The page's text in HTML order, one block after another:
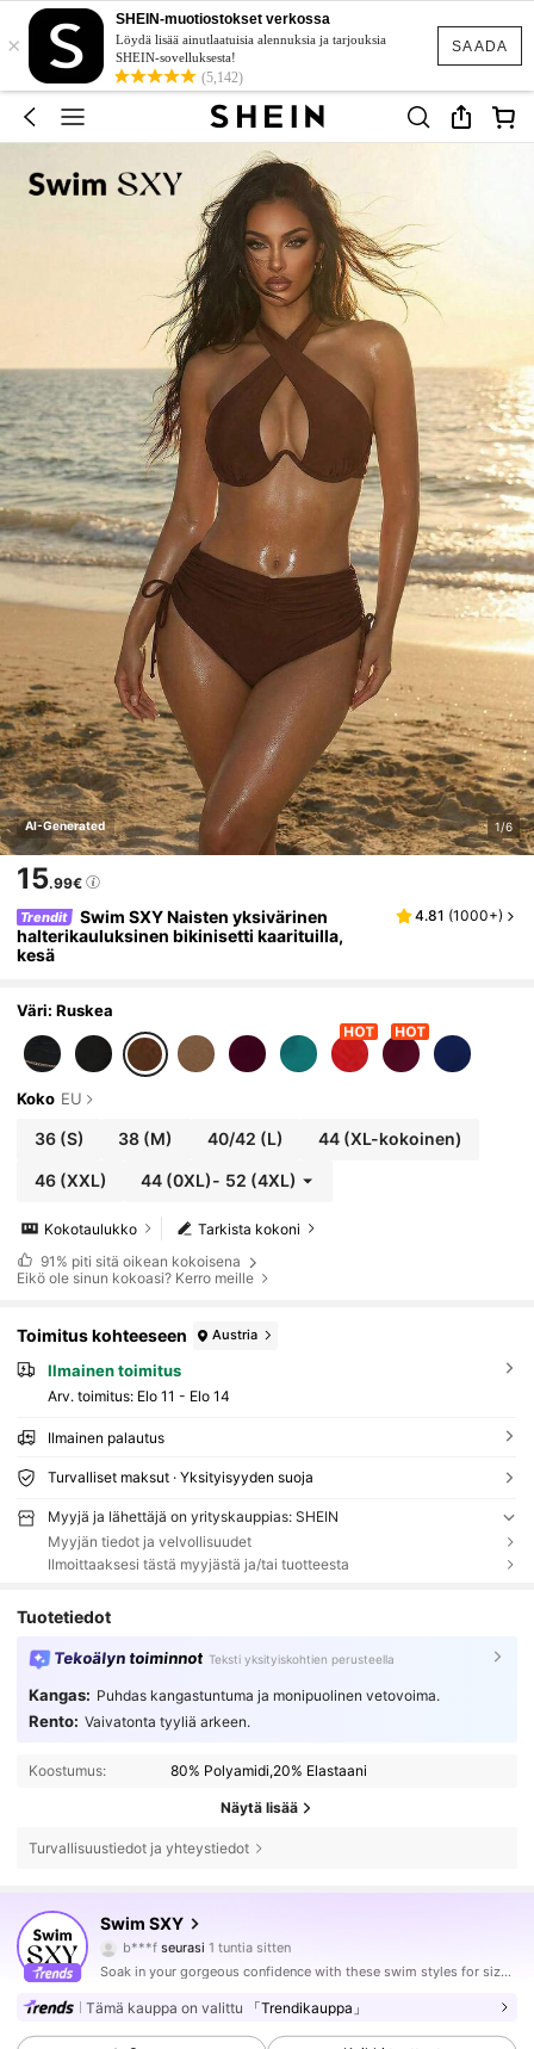
SAADA
×
SHEIN-muotiostokset verkossa
Löydä lisää ainutlaatuisia alennuksia ja tarjouksia
SHEIN-sovelluksesta!
(5,142)
AI-Generated 1/6
15.99€
Trendit
Swim SXY Naisten yksivärinen
halterikauluksinen bikinisetti kaarituilla,
kesä
4.81 (1000+)
Väri: Ruskea
Koko EU
36(S) 38 (M) 40/42 (L) 44(XL-kokoinen)
46(XXL) 44 (0XL)- 52 (4XL)
Tarkista kokoni
Kokotaulukko
91% piti sitä oikean kokoisena
Eikö ole sinun kokoasi? Kerro meille
Toimitus kohteeseen Austria
Ilmainen toimitus
Arv. toimitus: Elo 11 - Elo 14
Ilmainen palautus
Turvalliset maksut · Yksityisyyden suoja
Myyjä ja lähettäjä on yrityskauppias: SHEIN
Myyjän tiedot ja velvollisuudet
Ilmoittaaksesi tästä myyjästä ja/tai tuotteesta
Tuotetiedot
Tekoälyn toiminnot Teksti yksityiskohtien perusteella
Kangas: Puhdas kangastuntuma ja monipuolinen vetovoima.
Rento: Vaivatonta tyyliä arkeen.
Koostumus: 80% Polyamidi,20% Elastaani
Näytä lisää
Turvallisuustiedot ja yhteystiedot
Swim SXY
q***6 selailee
4.83
314K Seuraajat Soak in your gorgeous confidence with these swim styles for sizzling hot days.
Tämä kauppa on valittu 「Trendikauppa」